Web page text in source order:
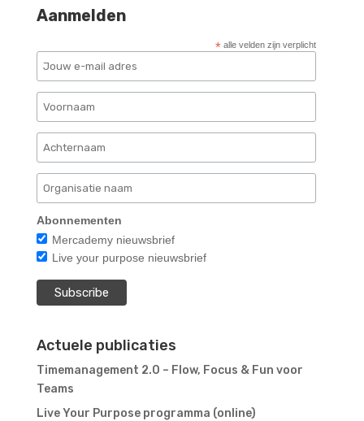
Aanmelden
*alle velden zijn verplicht
Abonnementen
Mercademy nieuwsbrief
Live your purpose nieuwsbrief
Actuele publicaties
Timemanagement 2.0 – Flow, Focus & Fun voor
Teams
Live Your Purpose programma (online)